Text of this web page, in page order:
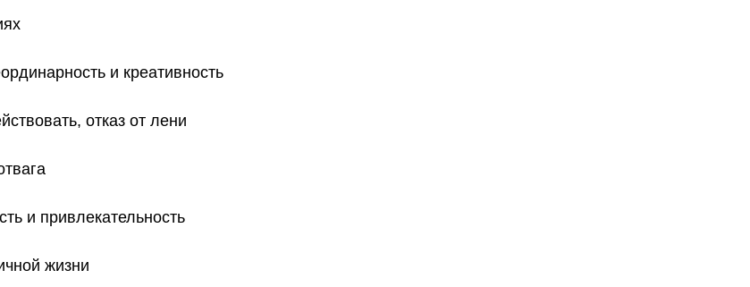
и креативность
отказ от лени
привлекательность
жизни